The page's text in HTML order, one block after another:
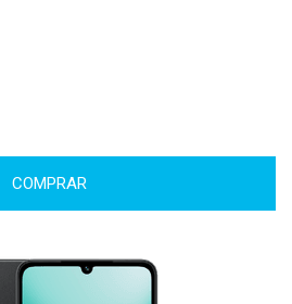
COMPRAR